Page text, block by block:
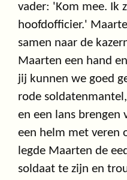
vader: 'Kom mee. Ik
hoofdofficier.'
samen naar de
Maarten een hand
jij kunnen we goed
rode
en een lans brengen
een helm met veren
legde Maarten de
soldaat te zijn en